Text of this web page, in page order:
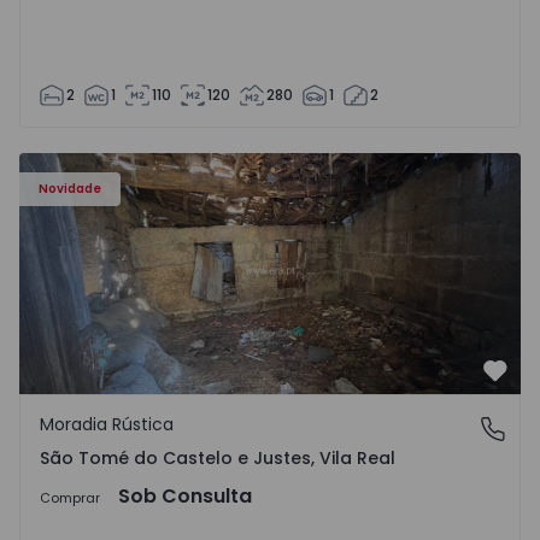
2 1 110 120 280 1 2
Novidade
Moradia Vila Real, São Tomé do Castelo e Justes -
São Tomé do Castelo e Justes, Vila Real
Moradia Rústica
São Tomé do Castelo e Justes, Vila Real
Comprar Sob Consulta